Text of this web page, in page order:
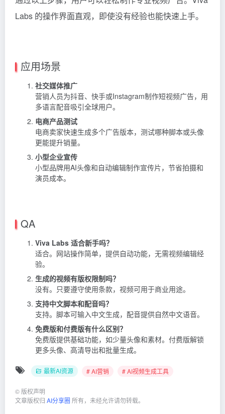
Labs 的操作界面直观，即使没有经验也能快速上手。
应用场景
社交媒体推广
营销人员为抖音、快手或Instagram制作短视频广告，用
多语言配音吸引全球用户。
电商产品测试
电商卖家快速生成多个广告版本，测试哪种脚本或头像
更能提升销量。
小型企业宣传
小型品牌用AI头像和自动编辑制作宣传片，节省拍摄和
演员成本。
QA
Viva Labs 适合新手吗？
适合。网站操作简单，提供自动功能，无需视频编辑经
验。
生成的视频有版权限制吗？
没有。只要遵守使用条款，视频可用于商业用途。
支持中文脚本和配音吗？
支持。脚本可输入中文生成，配音提供自然中文语音。
免费版和付费版有什么区别？
免费版提供基础功能，如少量头像和素材。付费版解锁
更多头像、高清导出和批量生成。
最新AI资源 # AI营销 # AI视频生成工具
© 版权声明
文章版权归 AI分享圈 所有，未经允许请勿转载。